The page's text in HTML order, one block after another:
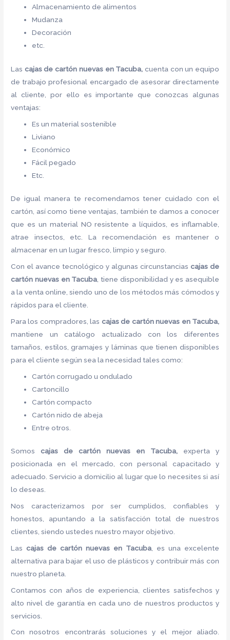
Almacenamiento de alimentos
Mudanza
Decoración
etc.
Las cajas decartón nuevasen Tacuba, cuenta con un equipo
de trabajo profesional encargado de asesorar directamente
al cliente, por ello es importante que conozcas algunas
ventajas:
Es un material sostenible
Liviano
Económico
Fácil pegado
Etc.
De igual manera te recomendamos tener cuidado con el
cartón, así como tiene ventajas, también te damos a conocer
que es un material NO resistente a líquidos, es inflamable,
atrae insectos, etc. La recomendación es mantener o
almacenar en un lugar fresco, limpio y seguro.
Con el avance tecnológico y algunas circunstancias cajas de
cartón nuevas en Tacuba , tiene disponibilidad y es asequible
a la venta online, siendo uno de los métodos más cómodos y
rápidos para el cliente.
Para los compradores, las cajas de cartón nuevas en Tacuba,
mantiene un catálogo actualizado con los diferentes
tamaños, estilos, gramajes y láminas que tienen disponibles
para el cliente según sea la necesidad tales como:
Cartón corrugado u ondulado
Cartoncillo
Cartón compacto
Cartón nido de abeja
Entre otros.
Somoscajas decartón nuevas en Tacuba, experta y
posicionada en el mercado, con personal capacitado y
adecuado. Servicio a domicilio al lugar que lo necesites si así
lo deseas.
Nos caracterizamos por ser cumplidos, confiables y
honestos, apuntando a la satisfacción total de nuestros
clientes, siendo ustedes nuestro mayor objetivo.
Lascajas decartón nuevas en Tacuba , es una excelente
alternativa para bajar el uso de plásticos y contribuir más con
nuestro planeta.
Contamos con años de experiencia, clientes satisfechos y
alto nivel de garantía en cada uno de nuestros productos y
servicios.
Con nosotros encontrarás soluciones y el mejor aliado.